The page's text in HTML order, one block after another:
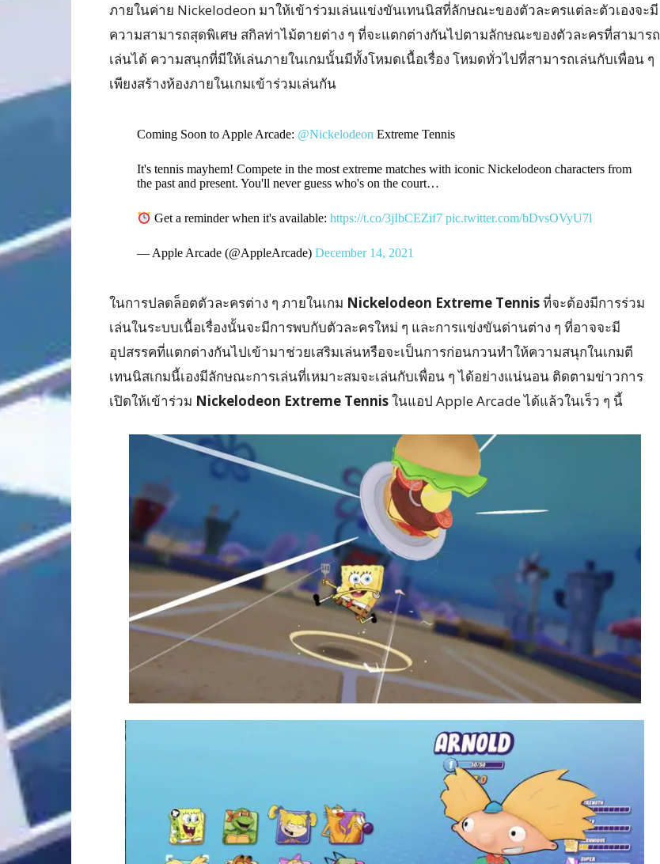
ภายในค่าย Nickelodeon มาให้เข้าร่วมเล่นแข่งขันเทนนิสที่ลักษณะของตัวละครแต่ละตัวเองจะมี
ความสามารถสุดพิเศษ สกิลท่าไม้ตายต่าง ๆ ที่จะแตกต่างกันไปตามลักษณะของตัวละครที่สามารถ
เล่นได้ ความสนุกที่มีให้เล่นภายในเกมนั้นมีทั้งโหมดเนื้อเรื่อง โหมดทั่วไปที่สามารถเล่นกับเพื่อน ๆ
เพียงสร้างห้องภายในเกมเข้าร่วมเล่นกัน
Coming Soon to Apple Arcade: @Nickelodeon Extreme Tennis
It's tennis mayhem! Compete in the most extreme matches with iconic Nickelodeon characters from
the past and present. You'll never guess who's on the court…
Get a reminder when it's available:https://t.co/3jIbCEZif7 pic.twitter.com/bDvsOVyU7l
— Apple Arcade (@AppleArcade) December 14, 2021
ในการปลดล็อตตัวละครต่าง ๆ ภายในเกม Nickelodeon Extreme Tennisที่จะต้องมีการร่วม
เล่นในระบบเนื้อเรื่องนั้นจะมีการพบกับตัวละครใหม่ ๆ และการแข่งขันด่านต่าง ๆ ที่อาจจะมี
อุปสรรคที่แตกต่างกันไปเข้ามาช่วยเสริมเล่นหรือจะเป็นการก่อนกวนทำให้ความสนุกในเกมตี
เทนนิสเกมนี้เองมีลักษณะการเล่นที่เหมาะสมจะเล่นกับเพื่อน ๆ ได้อย่างแน่นอน ติดตามข่าวการ
เปิดให้เข้าร่วม Nickelodeon Extreme Tennisในแอป Apple Arcade ได้แล้วในเร็ว ๆ นี้